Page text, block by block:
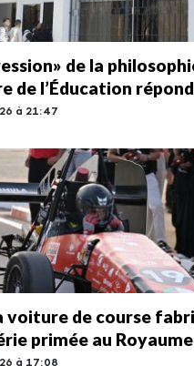
de la
de l’Éducation répond
à 21:47
voiture de course
primée au
à 17:08